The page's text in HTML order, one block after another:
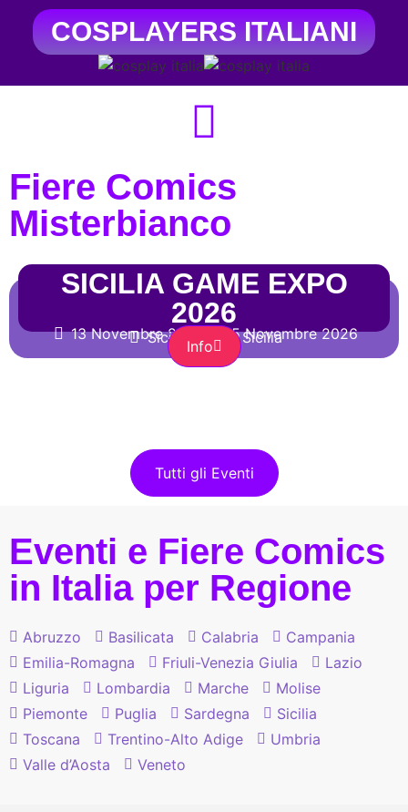
COSPLAYERS ITALIANI
Fiere Comics
Misterbianco
SICILIA GAME EXPO
2026
13 Novembre 2026 15 Novembre 2026
SiciliaFiera Sicilia
Info
Tutti gli Eventi
Eventi e Fiere Comics
in Italia per Regione
Abruzzo Basilicata Calabria
Campania
Emilia-Romagna
Friuli-Venezia Giulia
Lazio
Liguria
Lombardia Marche
Molise
Piemonte
Puglia Sardegna
Sicilia
Toscana
Trentino-Alto Adige
Umbria
Valle d’Aosta
Veneto